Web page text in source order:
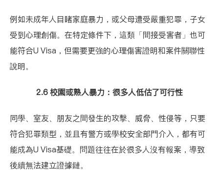
例如未成年人目睹家庭暴力，或父母遭受嚴重犯罪，子女
受到心理創傷。在特定條件下，這類「間接受害者」也可
能符合U Visa，但需要更強的心理傷害證明和案件關聯性
說明。
2.6 校園或熟人暴力：很多人低估了可行性
同學、室友、朋友之間發生的攻擊、威脅、性侵等，只要
符合犯罪類型，並且有警方或學校安全部門介入，都有可
能成為U Visa基礎。問題往往在於很多人沒有報案，導致
後續無法建立證據鏈。